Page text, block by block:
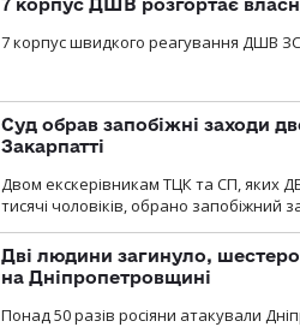
7 корпус ДШВ розгортає
7 корпус швидкого реагування ДШВ
Суд обрав запобіжні заходи
Закарпатті
Двом екскерівникам ТЦК та СП, яких
тисячі чоловіків, обрано запобіжний
Дві людини загинуло,
на Дніпропетровщині
Понад 50 разів росіяни атакували